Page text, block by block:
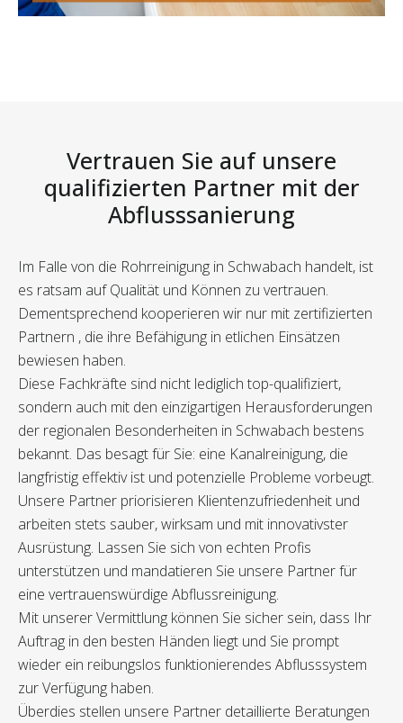
Vertrauen Sie auf unsere
qualifizierten Partner mit der
Abflusssanierung
Im Falle von die Rohrreinigung in Schwabach handelt, ist
es ratsam auf Qualität und Können zu vertrauen.
Dementsprechend kooperieren wir nur mit zertifizierten
Partnern , die ihre Befähigung in etlichen Einsätzen
bewiesen haben.
Diese Fachkräfte sind nicht lediglich top-qualifiziert,
sondern auch mit den einzigartigen Herausforderungen
der regionalen Besonderheiten in Schwabach bestens
bekannt. Das besagt für Sie: eine Kanalreinigung, die
langfristig effektiv ist und potenzielle Probleme vorbeugt.
Unsere Partner priorisieren Klientenzufriedenheit und
arbeiten stets sauber, wirksam und mit innovativster
Ausrüstung. Lassen Sie sich von echten Profis
unterstützen und mandatieren Sie unsere Partner für
eine vertrauenswürdige Abflussreinigung.
Mit unserer Vermittlung können Sie sicher sein, dass Ihr
Auftrag in den besten Händen liegt und Sie prompt
wieder ein reibungslos funktionierendes Abflusssystem
zur Verfügung haben.
Überdies stellen unsere Partner detaillierte Beratungen